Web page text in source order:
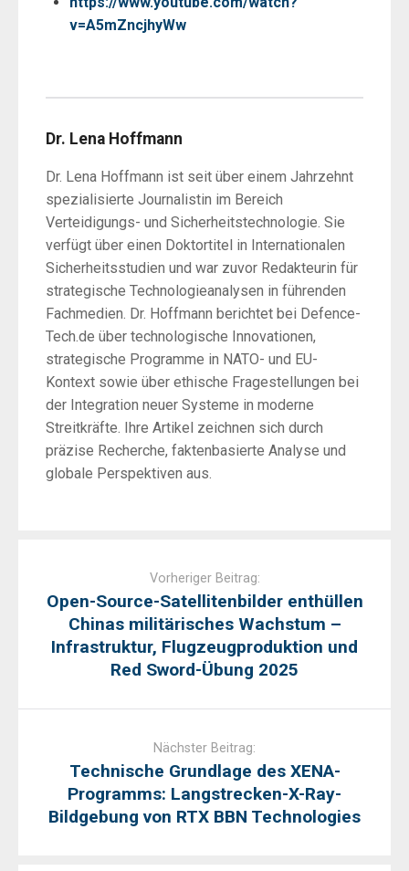
v=A5mZncjhyWw
Dr. Lena Hoffmann
Dr. Lena Hoffmann ist seit über einem Jahrzehnt
spezialisierte Journalistin im Bereich
Verteidigungs- und Sicherheitstechnologie. Sie
verfügt über einen Doktortitel in Internationalen
Sicherheitsstudien und war zuvor Redakteurin für
strategische Technologieanalysen in führenden
Fachmedien. Dr. Hoffmann berichtet bei Defence-
Tech.de über technologische Innovationen,
strategische Programme in NATO- und EU-
Kontext sowie über ethische Fragestellungen bei
der Integration neuer Systeme in moderne
Streitkräfte. Ihre Artikel zeichnen sich durch
präzise Recherche, faktenbasierte Analyse und
globale Perspektiven aus.
Vorheriger Beitrag:
Open-Source-Satellitenbilder enthüllen
Chinas militärisches Wachstum –
Infrastruktur, Flugzeugproduktion und
Red Sword-Übung 2025
Nächster Beitrag:
Technische Grundlage des XENA-
Programms: Langstrecken-X-Ray-
Bildgebung von RTX BBN Technologies